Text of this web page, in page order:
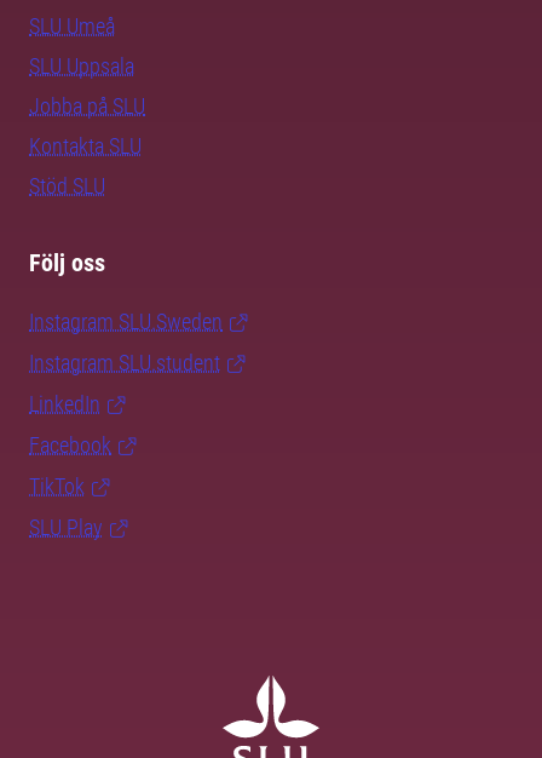
SLU Umeå
SLU Uppsala
Jobba på SLU
Kontakta SLU
Stöd SLU
Följ oss
Instagram SLU.Sweden
Instagram SLU.student
LinkedIn
Facebook
TikTok
SLU Play